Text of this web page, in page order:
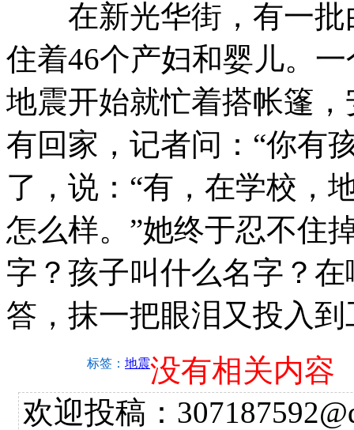
在新光华街，有一批
住着46个产妇和婴儿。
地震开始就忙着搭帐篷
有回家，记者问：“你有
了，说：“有，在学校，
怎么样。”她终于忍不住
字？孩子叫什么名字？
答，抹一把眼泪又投入
标签： 地震没有相关内容
欢迎投稿：